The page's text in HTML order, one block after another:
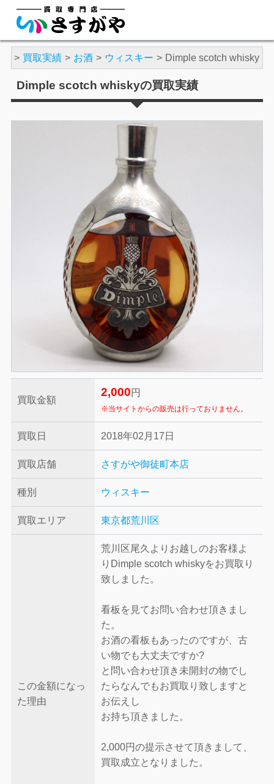
買取実績 お酒 ウィスキー Dimple scotch whisky
Dimple scotch whiskyの買取実績
買取金額
2,000 円
※当サイトからの販売は行っておりません。
買取日 2018年02月17日
買取店舗 さすがや御徒町本店
種別 ウィスキー
買取エリア 東京都荒川区
この金額になっ
た理由
荒川区尾久よりお越しのお客様よ
りDimple scotch whiskyをお買取り
致しました。
看板を見てお問い合わせ頂きまし
た。
お酒の看板もあったのですが、古
い物でも大丈夫ですか?
と問い合わせ頂き未開封の物でし
たらなんでもお買取り致しますと
お伝えし
お持ち頂きました。
2,000円の提示させて頂きまして、
買取成立となりました。